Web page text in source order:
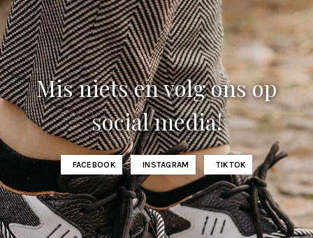
Mis niets en volg ons op
social media!
FACEBOOK INSTAGRAM TIKTOK